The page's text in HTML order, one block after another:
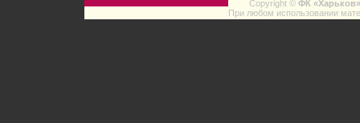
Copyright © ФК «Харьков»
При любом использовании